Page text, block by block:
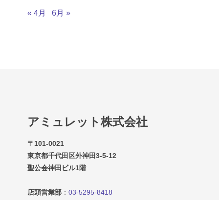
« 4月 6月 »
アミュレット株式会社
〒101-0021
東京都千代田区外神田3-5-12
聖公会神田ビル1階
店頭営業部 ： 03-5295-8418